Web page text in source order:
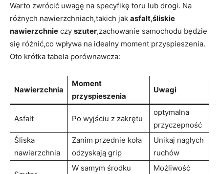
Warto zwrócić uwagę na specyfikę toru lub drogi. Na
różnych nawierzchniach,takich jak asfalt,śliskie
nawierzchnie czy szuter,zachowanie samochodu będzie
się różnić,co wpływa na idealny moment przyspieszenia.
Oto krótka tabela porównawcza:
Nawierzchnia
Moment
przyspieszenia
Uwagi
Asfalt Po wyjściu z zakrętu
optymalna
przyczepność
Śliska
nawierzchnia
Zanim przednie koła
odzyskają grip
Unikaj nagłych
ruchów
W samym środku Możliwość